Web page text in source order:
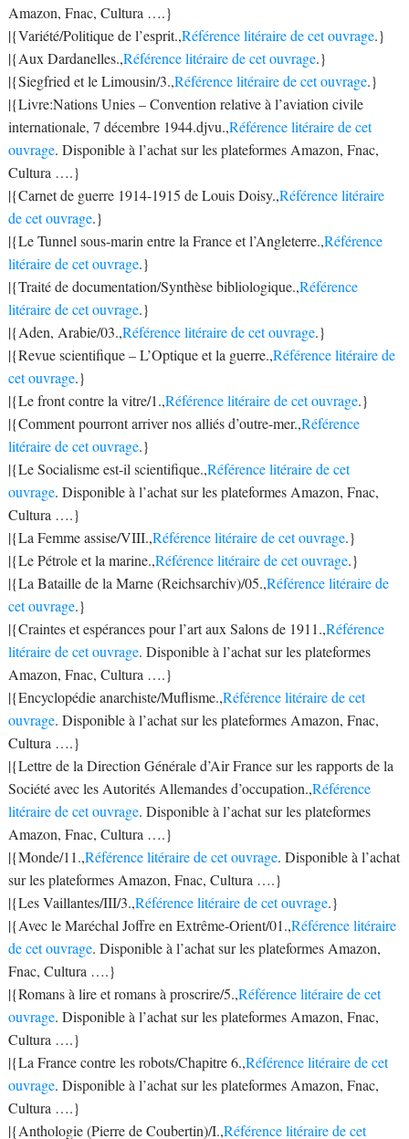
Amazon, Fnac, Cultura ….}
|{Variété/Politique de l’esprit.,Référence litéraire de cet ouvrage.}
|{Aux Dardanelles.,Référence litéraire de cet ouvrage.}
|{Siegfried et le Limousin/3.,Référence litéraire de cet ouvrage.}
|{Livre:Nations Unies – Convention relative à l’aviation civile
internationale, 7 décembre 1944.djvu.,Référence litéraire de cet
ouvrage. Disponible à l’achat sur les plateformes Amazon, Fnac,
Cultura ….}
|{Carnet de guerre 1914-1915 de Louis Doisy.,Référence litéraire
de cet ouvrage.}
|{Le Tunnel sous-marin entre la France et l’Angleterre.,Référence
litéraire de cet ouvrage.}
|{Traité de documentation/Synthèse bibliologique.,Référence
litéraire de cet ouvrage.}
|{Aden, Arabie/03.,Référence litéraire de cet ouvrage.}
|{Revue scientifique – L’Optique et la guerre.,Référence litéraire de
cet ouvrage.}
|{Le front contre la vitre/1.,Référence litéraire de cet ouvrage.}
|{Comment pourront arriver nos alliés d’outre-mer.,Référence
litéraire de cet ouvrage.}
|{Le Socialisme est-il scientifique.,Référence litéraire de cet
ouvrage. Disponible à l’achat sur les plateformes Amazon, Fnac,
Cultura ….}
|{La Femme assise/VIII.,Référence litéraire de cet ouvrage.}
|{Le Pétrole et la marine.,Référence litéraire de cet ouvrage.}
|{La Bataille de la Marne (Reichsarchiv)/05.,Référence litéraire de
cet ouvrage.}
|{Craintes et espérances pour l’art aux Salons de 1911.,Référence
litéraire de cet ouvrage. Disponible à l’achat sur les plateformes
Amazon, Fnac, Cultura ….}
|{Encyclopédie anarchiste/Muflisme.,Référence litéraire de cet
ouvrage. Disponible à l’achat sur les plateformes Amazon, Fnac,
Cultura ….}
|{Lettre de la Direction Générale d’Air France sur les rapports de la
Société avec les Autorités Allemandes d’occupation.,Référence
litéraire de cet ouvrage. Disponible à l’achat sur les plateformes
Amazon, Fnac, Cultura ….}
|{Monde/11.,Référence litéraire de cet ouvrage. Disponible à l’achat
sur les plateformes Amazon, Fnac, Cultura ….}
|{Les Vaillantes/III/3.,Référence litéraire de cet ouvrage.}
|{Avec le Maréchal Joffre en Extrême-Orient/01.,Référence litéraire
de cet ouvrage. Disponible à l’achat sur les plateformes Amazon,
Fnac, Cultura ….}
|{Romans à lire et romans à proscrire/5.,Référence litéraire de cet
ouvrage. Disponible à l’achat sur les plateformes Amazon, Fnac,
Cultura ….}
|{La France contre les robots/Chapitre 6.,Référence litéraire de cet
ouvrage. Disponible à l’achat sur les plateformes Amazon, Fnac,
Cultura ….}
|{Anthologie (Pierre de Coubertin)/I.,Référence litéraire de cet